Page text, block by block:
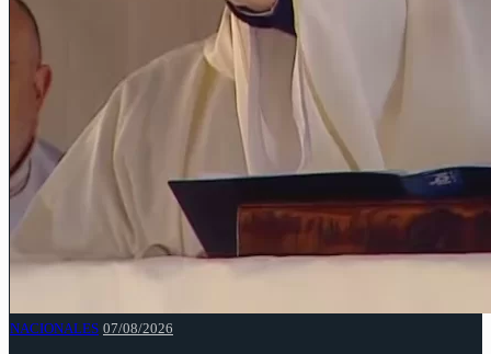
NACIONALES 07/08/2026